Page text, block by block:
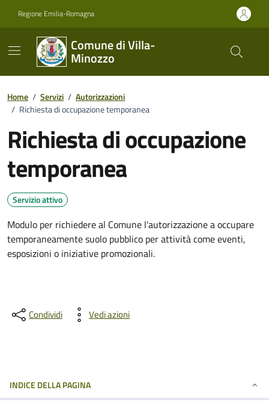
Regione Emilia-Romagna
Comune di Villa-
Minozzo
Home / Servizi / Autorizzazioni
/ Richiesta di occupazione temporanea
Richiesta di occupazione
temporanea
Servizio attivo
Modulo per richiedere al Comune l'autorizzazione a occupare
temporaneamente suolo pubblico per attività come eventi,
esposizioni o iniziative promozionali.
Condividi Vedi azioni
INDICE DELLA PAGINA